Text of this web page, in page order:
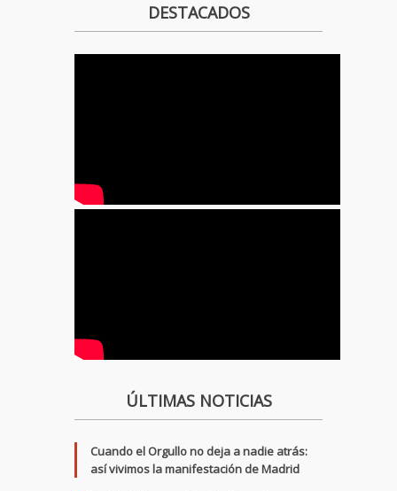
DESTACADOS
ÚLTIMAS NOTICIAS
Cuando el Orgullo no deja a nadie atrás:
así vivimos la manifestación de Madrid